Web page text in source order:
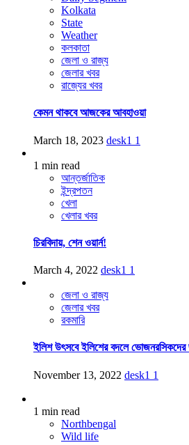
Kolkata
State
Weather
কলকাতা
জেলা ও রাজ্য
জেলার খবর
রাজ্যের খবর
কেমন থাকবে আজকের আবহাওয়া
March 18, 2023 desk1 1
1 min read
আন্তর্জাতিক
ইন্দ্রপতন
খেলা
খেলার খবর
চিরবিদায়, শেন ওয়ার্ন!
March 4, 2022 desk1 1
জেলা ও রাজ্য
জেলার খবর
রকমারি
ইলিশ উৎসবে ইলিশের বদলে
November 13, 2022 desk1 1
1 min read
Northbengal
Wild life